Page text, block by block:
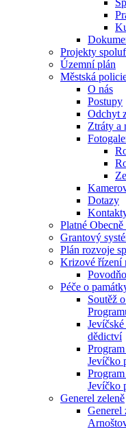
Projekty
Územní plán
Městská
O nás
Postupy
Odchyt
Ztráty a
Dotazy
Platné
Grantový
Plán rozvoje
Krizové řízení
Péče o
Soutěž
dědictví
Jevíčko
Jevíčko
Generel zeleně
Generel